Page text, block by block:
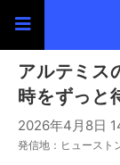
アルテミス
時をずっと
2026年4月8日
発信地：ヒュースト